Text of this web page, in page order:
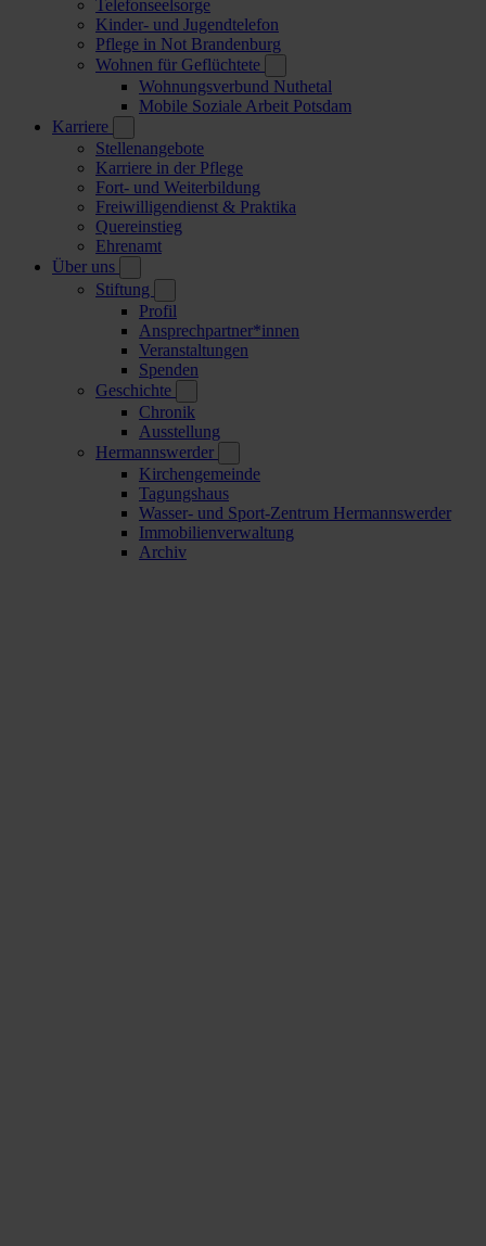
Telefonseelsorge
Kinder- und Jugendtelefon
Pflege in Not Brandenburg
Wohnen für Geflüchtete
Wohnungsverbund Nuthetal
Mobile Soziale Arbeit Potsdam
Karriere
Stellenangebote
Karriere in der Pflege
Fort- und Weiterbildung
Freiwilligendienst & Praktika
Quereinstieg
Ehrenamt
Über uns
Stiftung
Profil
Ansprechpartner*innen
Veranstaltungen
Spenden
Geschichte
Chronik
Ausstellung
Hermannswerder
Kirchengemeinde
Tagungshaus
Wasser- und Sport-Zentrum Hermannswerder
Immobilienverwaltung
Archiv